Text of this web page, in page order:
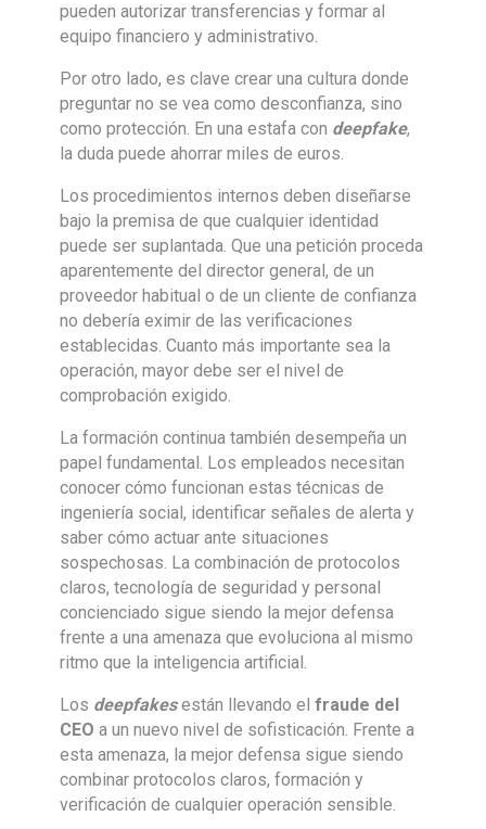
pueden autorizar transferencias y formar al
equipo financiero y administrativo.
Por otro lado, es clave crear una cultura donde
preguntar no se vea como desconfianza, sino
como protección. En una estafa con deepfake,
la duda puede ahorrar miles de euros.
Los procedimientos internos deben diseñarse
bajo la premisa de que cualquier identidad
puede ser suplantada. Que una petición proceda
aparentemente del director general, de un
proveedor habitual o de un cliente de confianza
no debería eximir de las verificaciones
establecidas. Cuanto más importante sea la
operación, mayor debe ser el nivel de
comprobación exigido.
La formación continua también desempeña un
papel fundamental. Los empleados necesitan
conocer cómo funcionan estas técnicas de
ingeniería social, identificar señales de alerta y
saber cómo actuar ante situaciones
sospechosas. La combinación de protocolos
claros, tecnología de seguridad y personal
concienciado sigue siendo la mejor defensa
frente a una amenaza que evoluciona al mismo
ritmo que la inteligencia artificial.
Los deepfakesestán llevando el fraude del
CEO a un nuevo nivel de sofisticación. Frente a
esta amenaza, la mejor defensa sigue siendo
combinar protocolos claros, formación y
verificación de cualquier operación sensible.